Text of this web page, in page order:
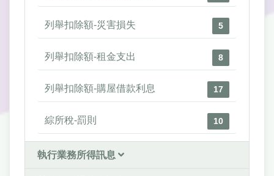
列舉扣除額-災害損失 5
列舉扣除額-租金支出 8
列舉扣除額-購屋借款利息 17
綜所稅-罰則 10
執行業務所得訊息